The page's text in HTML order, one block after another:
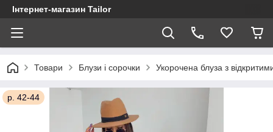
Інтернет-магазин Tailor
Товари Блузи і сорочки Укорочена блуза з
р. 42-44